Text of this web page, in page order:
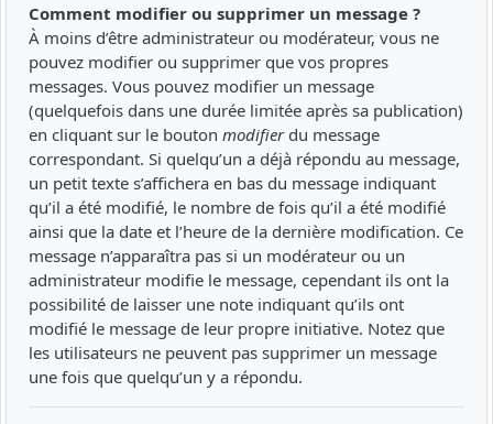
Comment modifier ou supprimer un message ?
À moins d’être administrateur ou modérateur, vous ne
pouvez modifier ou supprimer que vos propres
messages. Vous pouvez modifier un message
(quelquefois dans une durée limitée après sa publication)
en cliquant sur le bouton modifierdu message
correspondant. Si quelqu’un a déjà répondu au message,
un petit texte s’affichera en bas du message indiquant
qu’il a été modifié, le nombre de fois qu’il a été modifié
ainsi que la date et l’heure de la dernière modification. Ce
message n’apparaîtra pas si un modérateur ou un
administrateur modifie le message, cependant ils ont la
possibilité de laisser une note indiquant qu’ils ont
modifié le message de leur propre initiative. Notez que
les utilisateurs ne peuvent pas supprimer un message
une fois que quelqu’un y a répondu.